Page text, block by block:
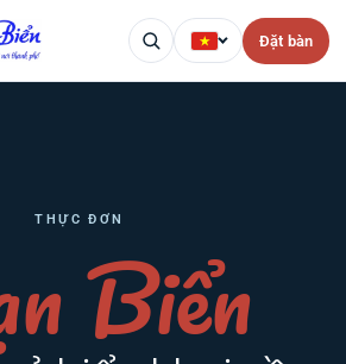
Đặt bàn
THỰC ĐƠN
Biển